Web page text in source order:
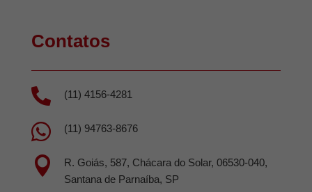
Contatos
 (11) 4156-4281
 (11) 94763-8676

R. Goiás, 587, Chácara do Solar, 06530-040,
Santana de Parnaíba, SP